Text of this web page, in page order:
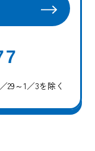
29～1／3を除く